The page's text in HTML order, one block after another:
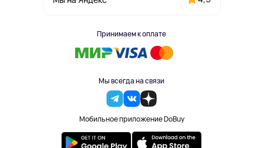
Принимаем к оплате
Мы всегда на связи
Мобильное приложение DoBuy